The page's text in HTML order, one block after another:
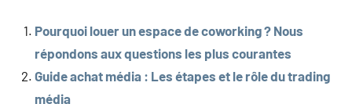
Pourquoi louer un espace de coworking ? Nous
répondons aux questions les plus courantes
Guide achat média : Les étapes et le rôle du trading
média